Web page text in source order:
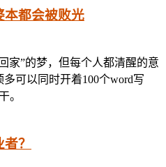
本都会被败光
家”的梦，但每个人都清醒的意
可以同时开着100个word写
。
？